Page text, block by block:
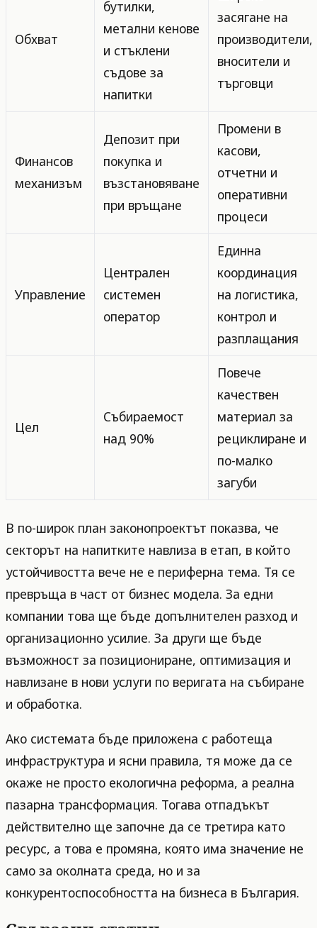
Обхват
бутилки,
метални кенове
и стъклени
съдове за
напитки
засягане на
производители,
вносители и
търговци
Финансов
механизъм
Депозит при
покупка и
възстановяване
при връщане
Промени в
касови,
отчетни и
оперативни
процеси
Управление
Централен
системен
оператор
Единна
координация
на логистика,
контрол и
разплащания
Цел
Събираемост
над 90%
Повече
качествен
материал за
рециклиране и
по-малко
загуби
В по-широк план законопроектът показва, че
секторът на напитките навлиза в етап, в който
устойчивостта вече не е периферна тема. Тя се
превръща в част от бизнес модела. За едни
компании това ще бъде допълнителен разход и
организационно усилие. За други ще бъде
възможност за позициониране, оптимизация и
навлизане в нови услуги по веригата на събиране
и обработка.
Ако системата бъде приложена с работеща
инфраструктура и ясни правила, тя може да се
окаже не просто екологична реформа, а реална
пазарна трансформация. Тогава отпадъкът
действително ще започне да се третира като
ресурс, а това е промяна, която има значение не
само за околната среда, но и за
конкурентоспособността на бизнеса в България.